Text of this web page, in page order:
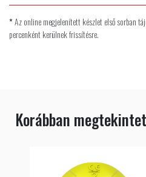
*Az online megjelenített készlet első sorban
percenként kerülnek frissítésre.
Korábban